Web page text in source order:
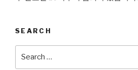
SEARCH